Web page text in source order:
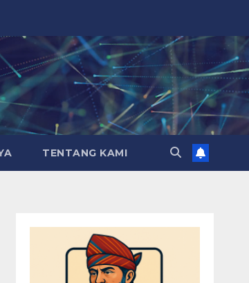
TENTANG KAMI